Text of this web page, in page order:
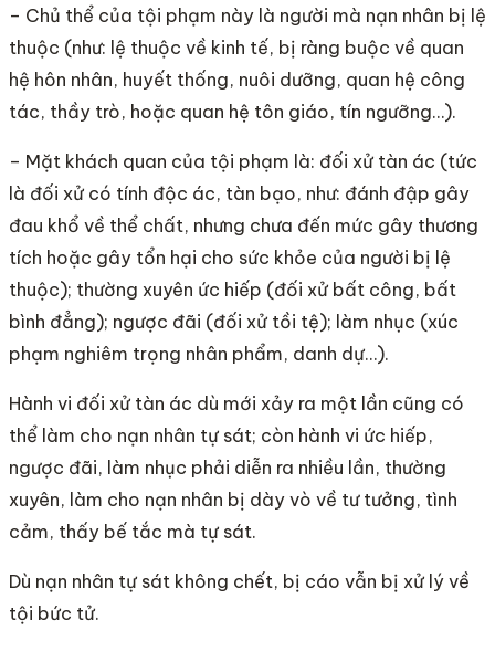
– Chủ thể của tội phạm này là người mà nạn nhân bị lệ
thuộc (như: lệ thuộc về kinh tế, bị ràng buộc về quan
hệ hôn nhân, huyết thống, nuôi dưỡng, quan hệ công
tác, thầy trò, hoặc quan hệ tôn giáo, tín ngưỡng…).
– Mặt khách quan của tội phạm là: đối xử tàn ác (tức
là đối xử có tính độc ác, tàn bạo, như: đánh đập gây
đau khổ về thể chất, nhưng chưa đến mức gây thương
tích hoặc gây tổn hại cho sức khỏe của người bị lệ
thuộc); thường xuyên ức hiếp (đối xử bất công, bất
bình đẳng); ngược đãi (đối xử tồi tệ); làm nhục (xúc
phạm nghiêm trọng nhân phẩm, danh dự…).
Hành vi đối xử tàn ác dù mới xảy ra một lần cũng có
thể làm cho nạn nhân tự sát; còn hành vi ức hiếp,
ngược đãi, làm nhục phải diễn ra nhiều lần, thường
xuyên, làm cho nạn nhân bị dày vò về tư tưởng, tình
cảm, thấy bế tắc mà tự sát.
Dù nạn nhân tự sát không chết, bị cáo vẫn bị xử lý về
tội bức tử.